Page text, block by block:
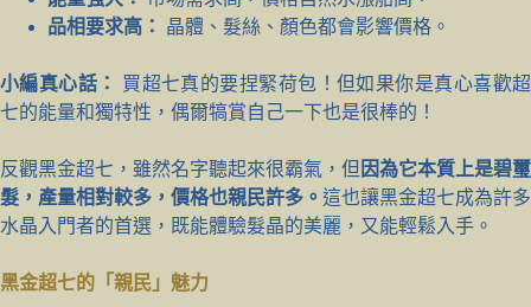
品相要求高：
晶體、髮絲、顏色都會影響價格。
小編真心話：
買超七真的要捏緊荷包！但如果你是真心喜歡超
七的能量和獨特性，偶爾犒賞自己一下也是很棒的！
反觀黑金超七，雖然名字聽起來很霸氣，但 因為它本質上是碧璽
髮，產量相對較多，價格也親民許多。 這也讓黑金超七成為許多
水晶入門者的首選，既能體驗髮晶的美麗，又能輕鬆入手。
黑金超七的「親民」魅力